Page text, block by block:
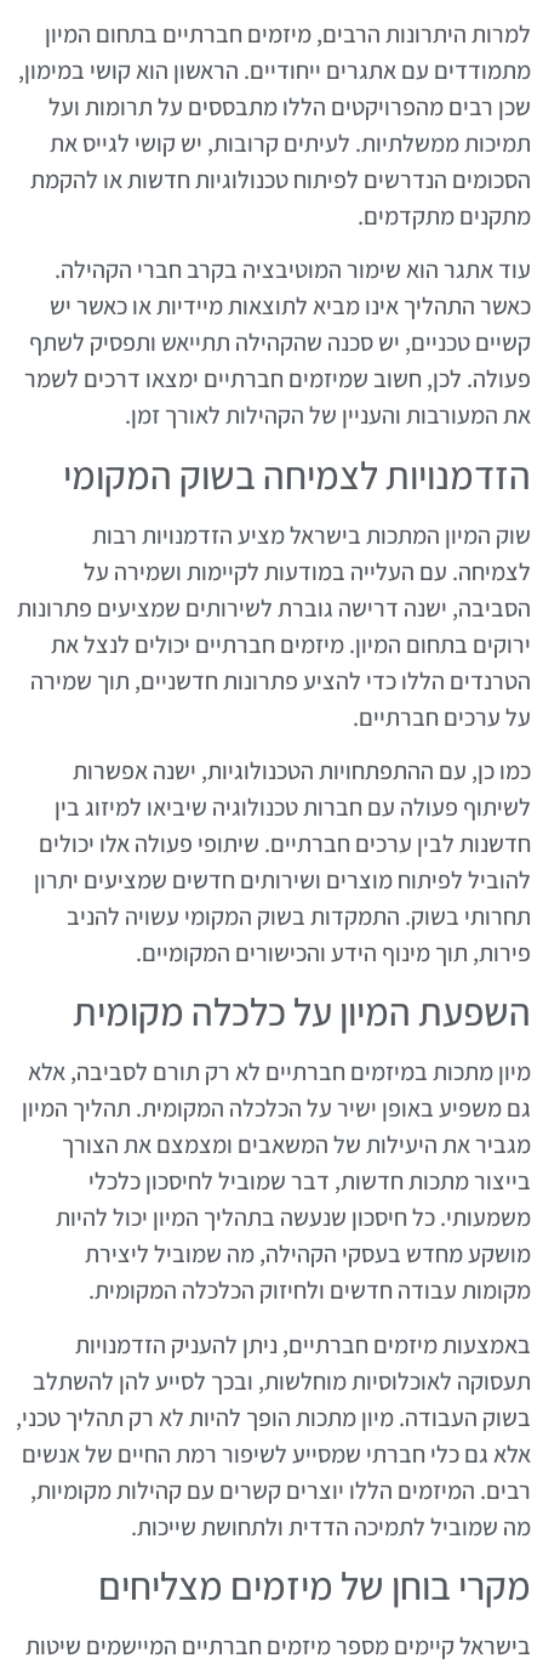
למרות היתרונות הרבים, מיזמים חברתיים בתחום המיון
מתמודדים עם אתגרים ייחודיים. הראשון הוא קושי במימון,
שכן רבים מהפרויקטים הללו מתבססים על תרומות ועל
תמיכות ממשלתיות. לעיתים קרובות, יש קושי לגייס את
הסכומים הנדרשים לפיתוח טכנולוגיות חדשות או להקמת
מתקנים מתקדמים.
עוד אתגר הוא שימור המוטיבציה בקרב חברי הקהילה.
כאשר התהליך אינו מביא לתוצאות מיידיות או כאשר יש
קשיים טכניים, יש סכנה שהקהילה תתייאש ותפסיק לשתף
פעולה. לכן, חשוב שמיזמים חברתיים ימצאו דרכים לשמר
את המעורבות והעניין של הקהילות לאורך זמן.
הזדמנויות לצמיחה בשוק המקומי
שוק המיון המתכות בישראל מציע הזדמנויות רבות
לצמיחה. עם העלייה במודעות לקיימות ושמירה על
הסביבה, ישנה דרישה גוברת לשירותים שמציעים פתרונות
ירוקים בתחום המיון. מיזמים חברתיים יכולים לנצל את
הטרנדים הללו כדי להציע פתרונות חדשניים, תוך שמירה
על ערכים חברתיים.
כמו כן, עם ההתפתחויות הטכנולוגיות, ישנה אפשרות
לשיתוף פעולה עם חברות טכנולוגיה שיביאו למיזוג בין
חדשנות לבין ערכים חברתיים. שיתופי פעולה אלו יכולים
להוביל לפיתוח מוצרים ושירותים חדשים שמציעים יתרון
תחרותי בשוק. התמקדות בשוק המקומי עשויה להניב
פירות, תוך מינוף הידע והכישורים המקומיים.
השפעת המיון על כלכלה מקומית
מיון מתכות במיזמים חברתיים לא רק תורם לסביבה, אלא
גם משפיע באופן ישיר על הכלכלה המקומית. תהליך המיון
מגביר את היעילות של המשאבים ומצמצם את הצורך
בייצור מתכות חדשות, דבר שמוביל לחיסכון כלכלי
משמעותי. כל חיסכון שנעשה בתהליך המיון יכול להיות
מושקע מחדש בעסקי הקהילה, מה שמוביל ליצירת
מקומות עבודה חדשים ולחיזוק הכלכלה המקומית.
באמצעות מיזמים חברתיים, ניתן להעניק הזדמנויות
תעסוקה לאוכלוסיות מוחלשות, ובכך לסייע להן להשתלב
בשוק העבודה. מיון מתכות הופך להיות לא רק תהליך טכני,
אלא גם כלי חברתי שמסייע לשיפור רמת החיים של אנשים
רבים. המיזמים הללו יוצרים קשרים עם קהילות מקומיות,
מה שמוביל לתמיכה הדדית ולתחושת שייכות.
מקרי בוחן של מיזמים מצליחים
בישראל קיימים מספר מיזמים חברתיים המיישמים שיטות